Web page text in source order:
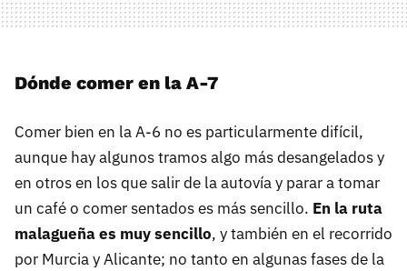
Dónde comer en la A-7
Comer bien en la A-6 no es particularmente difícil,
aunque hay algunos tramos algo más desangelados y
en otros en los que salir de la autovía y parar a tomar
un café o comer sentados es más sencillo. En la ruta
malagueña es muy sencillo, y también en el recorrido
por Murcia y Alicante; no tanto en algunas fases de la